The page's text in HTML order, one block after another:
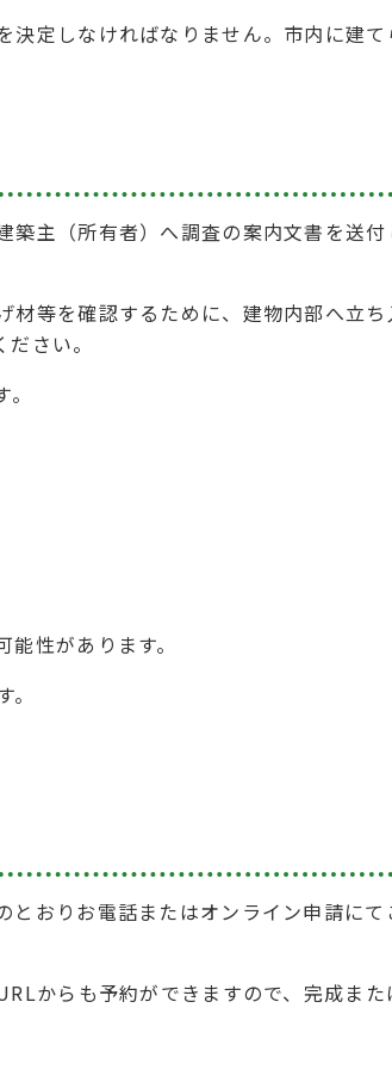
決定しなければなりません。市内に建て
主（所有者）へ調査の案内文書を送付
等を確認するために、建物内部へ立ち
さい。
性があります。
おりお電話またはオンライン申請にて
からも予約ができますので、完成また